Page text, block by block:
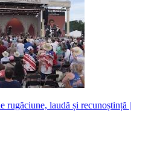
rugăciune, laudă și recunoștință |